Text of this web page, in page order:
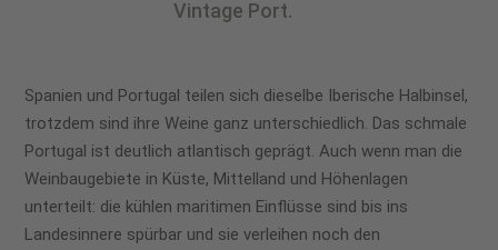
Vintage Port.
Spanien und Portugal teilen sich dieselbe Iberische Halbinsel,
trotzdem sind ihre Weine ganz unterschiedlich. Das schmale
Portugal ist deutlich atlantisch geprägt. Auch wenn man die
Weinbaugebiete in Küste, Mittelland und Höhenlagen
unterteilt: die kühlen maritimen Einflüsse sind bis ins
Landesinnere spürbar und sie verleihen noch den